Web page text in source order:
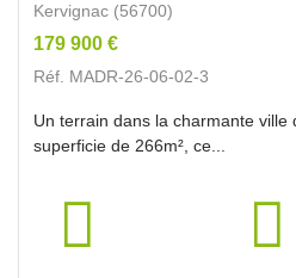
Kervignac (56700)
179 900 €
Réf. MADR-26-06-02-3
Un terrain dans la charmante ville
superficie de 266m², ce...